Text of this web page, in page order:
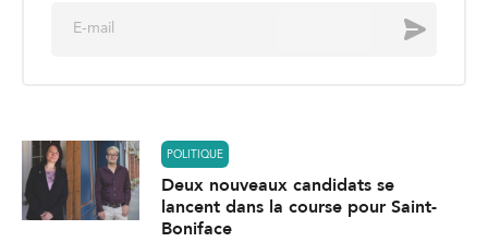
Envoyer
POLITIQUE
Deux nouveaux candidats se
lancent dans la course pour Saint-
Boniface